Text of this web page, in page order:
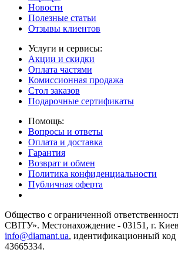
Новости
Полезные статьи
Отзывы клиентов
Услуги и сервисы:
Акции и скидки
Оплата частями
Комиссионная продажа
Стол заказов
Подарочные сертификаты
Помощь:
Вопросы и ответы
Оплата и доставка
Гарантия
Возврат и обмен
Политика конфиденциальности
Публичная оферта
Общество с ограниченной
СВІТУ». Местонахождение - 03151, г.
info@diamant.ua, идентификационный код
43665334.